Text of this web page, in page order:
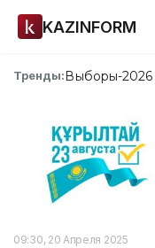
KAZINFORM
Тренды:Выборы-2026
09:30, 20 Апреля 2025